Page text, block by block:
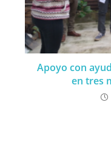
Apoyo con
en tres